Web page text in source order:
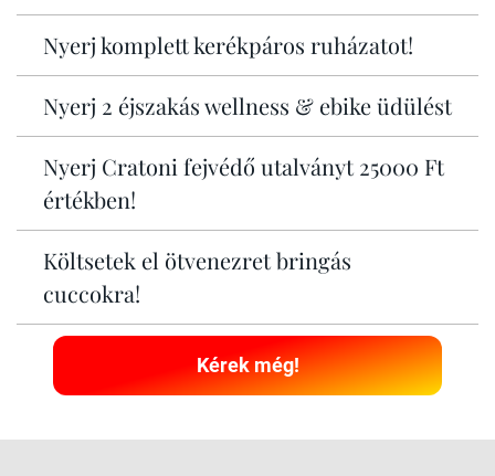
Nyerj komplett kerékpáros ruházatot!
Nyerj 2 éjszakás wellness & ebike üdülést
Nyerj Cratoni fejvédő utalványt 25000 Ft
értékben!
Költsetek el ötvenezret bringás
cuccokra!
Kérek még!